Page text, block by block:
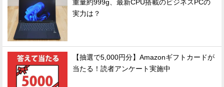
重量約999g、最新CPU搭載のビジネスPCの
実力は？
【抽選で5,000円分】Amazonギフトカードが
当たる！読者アンケート実施中